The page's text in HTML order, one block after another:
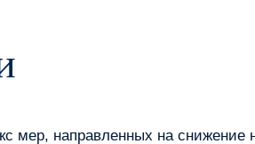
мер, направленных на снижение